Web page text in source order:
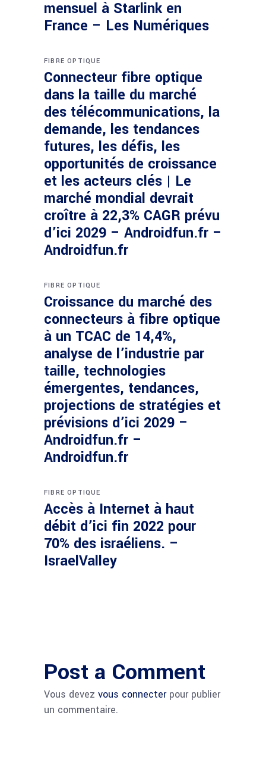
mensuel à Starlink en
France – Les Numériques
FIBRE OPTIQUE
Connecteur fibre optique
dans la taille du marché
des télécommunications, la
demande, les tendances
futures, les défis, les
opportunités de croissance
et les acteurs clés | Le
marché mondial devrait
croître à 22,3% CAGR prévu
d’ici 2029 – Androidfun.fr –
Androidfun.fr
FIBRE OPTIQUE
Croissance du marché des
connecteurs à fibre optique
à un TCAC de 14,4%,
analyse de l’industrie par
taille, technologies
émergentes, tendances,
projections de stratégies et
prévisions d’ici 2029 –
Androidfun.fr –
Androidfun.fr
FIBRE OPTIQUE
Accès à Internet à haut
débit d’ici fin 2022 pour
70% des israéliens. –
IsraelValley
Post a Comment
Vous devez vous connecterpour publier
un commentaire.